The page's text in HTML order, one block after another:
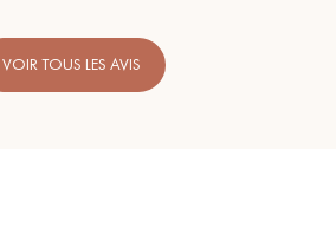
VOIR TOUS LES AVIS